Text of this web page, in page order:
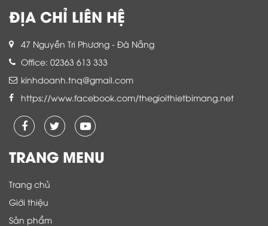
ĐỊA CHỈ LIÊN HỆ
47 Nguyễn Tri Phương - Đà Nẵng
Office: 02363 613 333
kinhdoanh.tnq@gmail.com
https://www.facebook.com/thegioithietbimang.net
TRANG MENU
Trang chủ
Giới thiệu
Sản phẩm